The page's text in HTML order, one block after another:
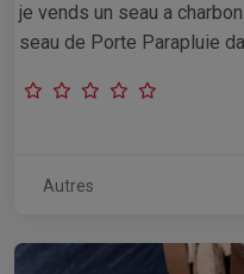
je vends un seau a
seau de Porte Parapluie
Autres